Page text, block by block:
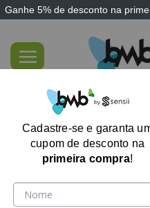
Ganhe 5% de desconto na
content
Cadastre-se e garanta
cupom de desconto na
primeira compra!